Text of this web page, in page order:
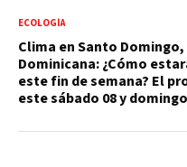
ECOLOGÍA
Clima en Santo
Dominicana: ¿Cómo
este fin de semana? El
este sábado 08 y